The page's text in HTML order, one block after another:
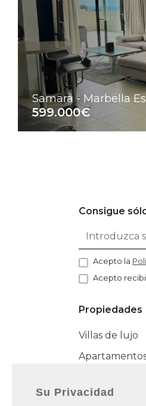
Samara - Marbella
599.000€
Consigue
Acepto la
Acepto
Propiedades
Villas de lujo
Su Privacidad